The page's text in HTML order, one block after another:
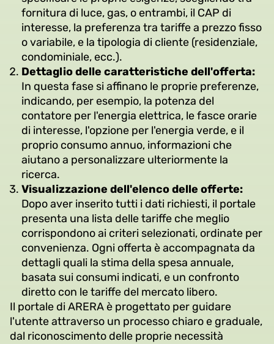
fornitura di luce, gas, o entrambi, il CAP di
interesse, la preferenza tra tariffe a prezzo fisso
o variabile, e la tipologia di cliente (residenziale,
condominiale, ecc.).
Dettaglio delle caratteristiche dell'offerta:
In questa fase si affinano le proprie preferenze,
indicando, per esempio, la potenza del
contatore per l'energia elettrica, le fasce orarie
di interesse, l'opzione per l'energia verde, e il
proprio consumo annuo, informazioni che
aiutano a personalizzare ulteriormente la
ricerca.
Visualizzazione dell'elenco delle offerte:
Dopo aver inserito tutti i dati richiesti, il portale
presenta una lista delle tariffe che meglio
corrispondono ai criteri selezionati, ordinate per
convenienza. Ogni offerta è accompagnata da
dettagli quali la stima della spesa annuale,
basata sui consumi indicati, e un confronto
diretto con le tariffe del mercato libero.
Il portale di ARERA è progettato per guidare
l'utente attraverso un processo chiaro e graduale,
dal riconoscimento delle proprie necessità